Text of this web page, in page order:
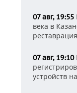
07 авг, 19:55
века в
реставрация
07 авг, 19:10
устройств